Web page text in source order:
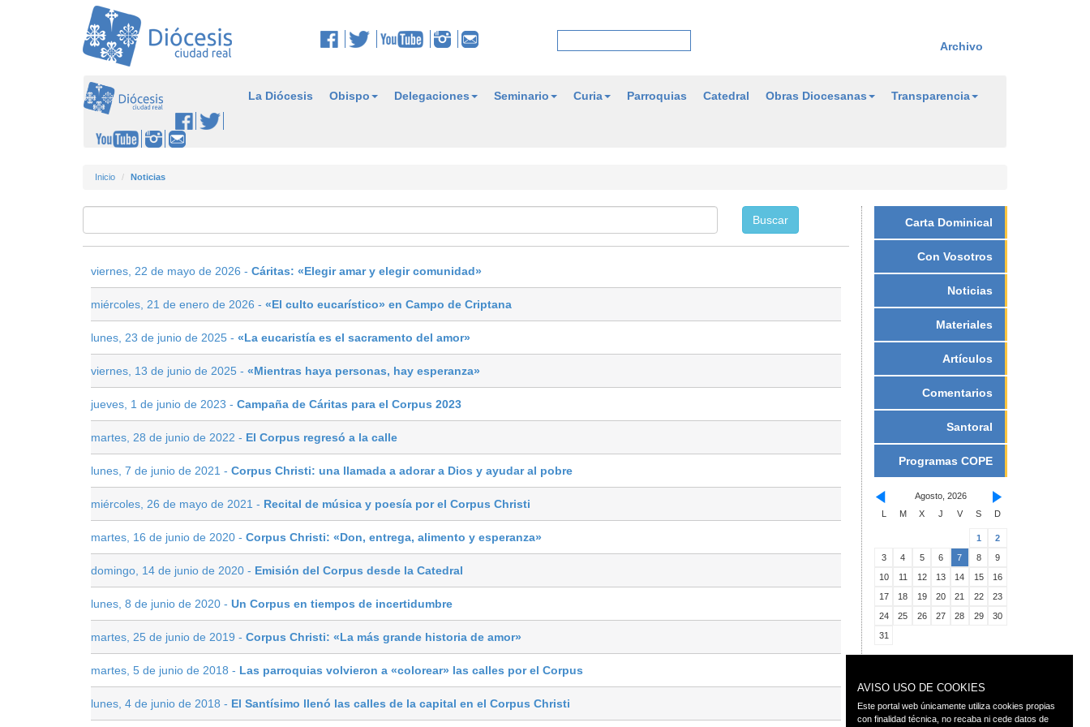
Archivo
La Diócesis Obispo Delegaciones Seminario Curia Parroquias Catedral Obras Diocesanas Transparencia
Inicio Noticias
viernes, 22 de mayo de 2026 - Cáritas: «Elegir amar y elegir comunidad»
miércoles, 21 de enero de 2026 - «El culto eucarístico» en Campo de Criptana
lunes, 23 de junio de 2025 - «La eucaristía es el sacramento del amor»
viernes, 13 de junio de 2025 - «Mientras haya personas, hay esperanza»
jueves, 1 de junio de 2023 - Campaña de Cáritas para el Corpus 2023
martes, 28 de junio de 2022 - El Corpus regresó a la calle
lunes, 7 de junio de 2021 - Corpus Christi: una llamada a adorar a Dios y ayudar al pobre
miércoles, 26 de mayo de 2021 - Recital de música y poesía por el Corpus Christi
martes, 16 de junio de 2020 - Corpus Christi: «Don, entrega, alimento y esperanza»
domingo, 14 de junio de 2020 - Emisión del Corpus desde la Catedral
lunes, 8 de junio de 2020 - Un Corpus en tiempos de incertidumbre
martes, 25 de junio de 2019 - Corpus Christi: «La más grande historia de amor»
martes, 5 de junio de 2018 - Las parroquias volvieron a «colorear» las calles por el Corpus
lunes, 4 de junio de 2018 - El Santísimo llenó las calles de la capital en el Corpus Christi
Carta Dominical
Con Vosotros
Noticias
Materiales
Artículos
Comentarios
Santoral
Programas COPE
Agosto, 2026
L
M X J V S D
1
2
3
4 5 6 7 8
9
10
11 12 13 14 15
16
17
18 19 20 21 22
23
24
25 26 27 28 29
30
31
AVISO USO DE COOKIES
Este portal web únicamente utiliza cookies propias
con finalidad técnica, no recaba ni cede datos de